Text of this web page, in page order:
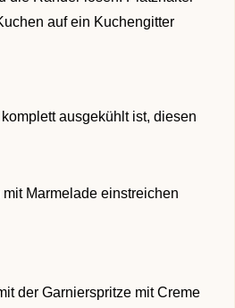
auf ein Kuchengitter
ausgekühlt ist, diesen
Marmelade einstreichen
der Garnierspritze mit Creme